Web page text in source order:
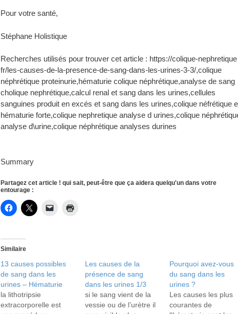
Pour votre santé,
Stéphane Holistique
Recherches utilisés pour trouver cet article : https://colique-nephretique
fr/les-causes-de-la-presence-de-sang-dans-les-urines-3-3/,colique
néphrétique proteinurie,hématurie colique néphrétique,analyse de sang
cholique nephrétique,calcul renal et sang dans les urines,cellules
sanguines produit en excés et sang dans les urines,colique néfrétique
hématurie forte,colique nephretique analyse d urines,colique
analyse d\urine,colique néphrétique analyses durines
Summary
Partagez cet article ! qui sait, peut-être que ça aidera quelqu'un dans votre
entourage :
Similaire
13 causes possibles
de sang dans les
urines – Hématurie
la lithotripsie
extracorporelle est
Les causes de la
présence de sang
dans les urines 1/3
si le sang vient de la
vessie ou de l’urètre il
Pourquoi avez-vous
du sang dans les
urines ?
Les causes les plus
courantes de